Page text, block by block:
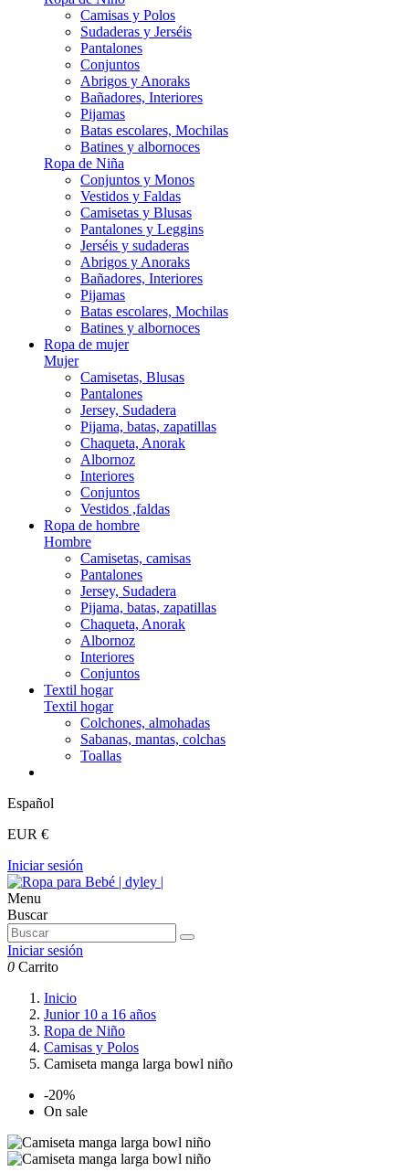
Camisas y Polos
Sudaderas y Jerséis
Pantalones
Conjuntos
Abrigos y Anoraks
Bañadores, Interiores
Pijamas
Batas escolares, Mochilas
Batines y albornoces
Ropa de Niña
Conjuntos y Monos
Vestidos y Faldas
Camisetas y Blusas
Pantalones y Leggins
Jerséis y sudaderas
Abrigos y Anoraks
Bañadores, Interiores
Pijamas
Batas escolares, Mochilas
Batines y albornoces
Ropa de mujer
Mujer
Camisetas, Blusas
Pantalones
Jersey, Sudadera
Pijama, batas, zapatillas
Chaqueta, Anorak
Albornoz
Interiores
Conjuntos
Vestidos ,faldas
Ropa de hombre
Hombre
Camisetas, camisas
Pantalones
Jersey, Sudadera
Pijama, batas, zapatillas
Chaqueta, Anorak
Albornoz
Interiores
Conjuntos
Textil hogar
Textil hogar
Colchones, almohadas
Sabanas, mantas, colchas
Toallas
Español
EUR €
Iniciar sesión
Menu
Buscar
Iniciar sesión
0 Carrito
Inicio
Junior 10 a 16 años
Ropa de Niño
Camisas y Polos
Camiseta manga larga bowl niño
-20%
On sale